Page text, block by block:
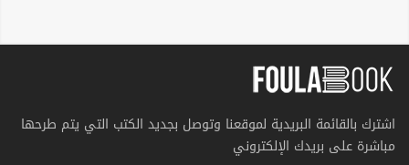
اشترك بالقائمة البريدية لموقعنا وتوصل بجديد الكتب التي يتم طرحها
مباشرة على بريدك الإلكتروني